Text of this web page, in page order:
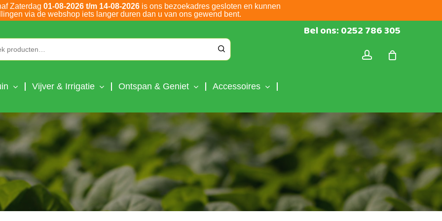
Zaterdag 01-08-2026 t/m 14-08-2026is ons bezoekadres gesloten en kunnen
via de webshop iets langer duren dan u van ons gewend bent.
Bel ons: 0252 786 305
Vijver & Irrigatie Ontspan & Geniet Accessoires